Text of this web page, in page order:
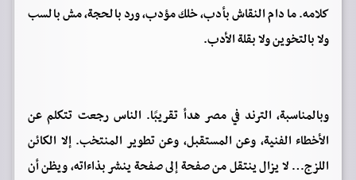
كلامه. ما دام النقاش بأدب، خلك مؤدب، ورد بالحجة، مش بالسب
ولا بالتخوين ولا بقلة الأدب.
وبالمناسبة، الترند في مصر هدأ تقريبًا. الناس رجعت تتكلم عن
الأخطاء الفنية، وعن المستقبل، وعن تطوير المنتخب. إلا الكائن
اللزج… لا يزال ينتقل من صفحة إلى صفحة ينشر بذاءاته، ويظن أن